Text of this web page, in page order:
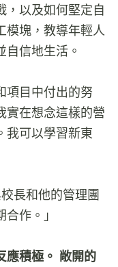
，以及如何堅定自
模塊，教導年輕人
信地生活。
項目中付出的努
實在想念這樣的營
我可以學習新東
長和他的管理團
作。」
應積極。 敞開的